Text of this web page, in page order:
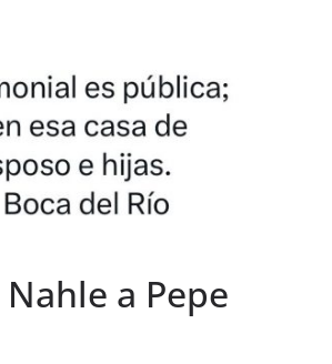
a Pepe